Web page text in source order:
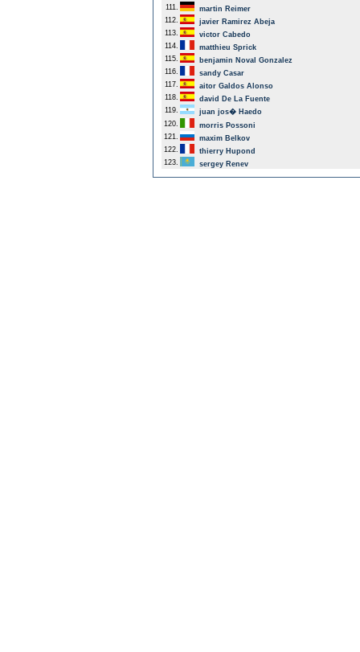
111.
martin Reimer
112.
javier Ramirez Abeja
113.
victor Cabedo
114.
matthieu Sprick
115.
benjamin Noval Gonzalez
116.
sandy Casar
117.
aitor Galdos Alonso
118.
david De La Fuente
119.
juan jos� Haedo
120.
morris Possoni
121.
maxim Belkov
122.
thierry Hupond
123.
sergey Renev